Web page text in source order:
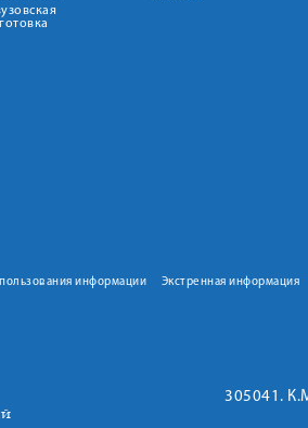
информации Экстренная информация
305041.